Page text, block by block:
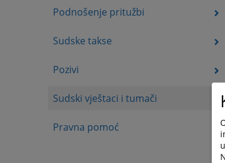
Podnošenje pritužbi
Sudske takse
Pozivi
Sudski vještaci i tumači
Pravna pomoć